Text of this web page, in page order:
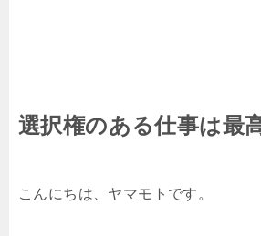
選択権のある仕事は最高
こんにちは、ヤマモトです。